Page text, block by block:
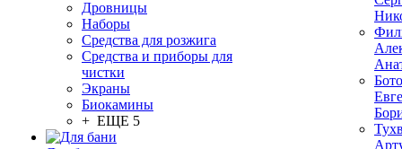
Дровницы
Наборы
Средства для розжига
Средства и приборы для
чистки
Экраны
Биокамины
+ ЕЩЕ 5